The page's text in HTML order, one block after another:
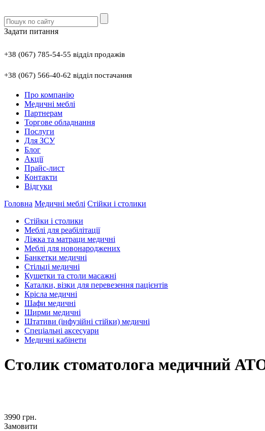
Задати питання
+38 (067) 785-54-55 відділ продажів
+38 (067) 566-40-62 відділ постачання
Про компанію
Медичні меблі
Партнерам
Торгове обладнання
Послуги
Для ЗСУ
Блог
Акції
Прайс-лист
Контакти
Відгуки
Головна Медичні меблі Стійки і столики
Стійки і столики
Меблі для реабілітації
Ліжка та матраци медичні
Меблі для новонароджених
Банкетки медичні
Стільці медичні
Кушетки та столи масажні
Каталки, візки для перевезення пацієнтів
Крісла медичні
Шафи медичні
Ширми медичні
Штативи (інфузійні стійки) медичні
Спеціальні аксесуари
Медичні кабінети
Столик стоматолога медичний
3990 грн.
Замовити